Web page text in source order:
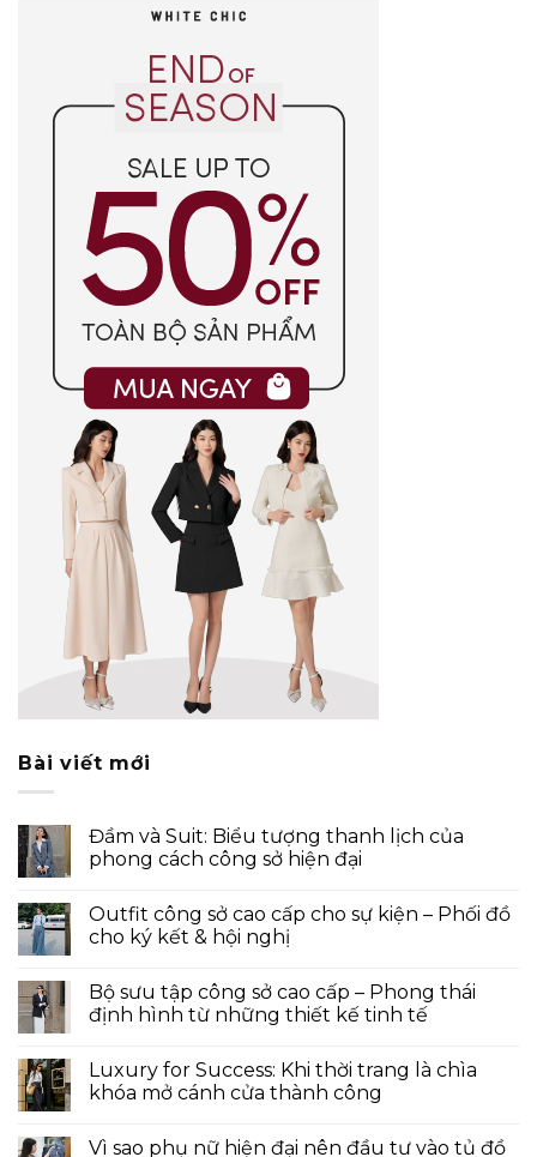
Bài viết mới
Đầm và Suit: Biểu tượng thanh lịch của
phong cách công sở hiện đại
Outfit công sở cao cấp cho sự kiện – Phối đồ
cho ký kết & hội nghị
Bộ sưu tập công sở cao cấp – Phong thái
định hình từ những thiết kế tinh tế
Luxury for Success: Khi thời trang là chìa
khóa mở cánh cửa thành công
Vì sao phụ nữ hiện đại nên đầu tư vào tủ đồ